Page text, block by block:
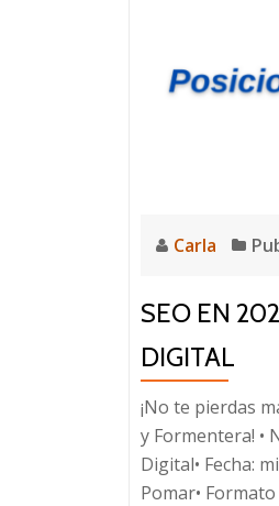
Carla
SEO EN
DIGITAL
¡No te pierdas
y Formentera! •
Digital• Fecha:
Pomar•